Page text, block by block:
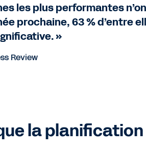
les plus performantes
prochaine, 63 % d’entre
»
Review
la